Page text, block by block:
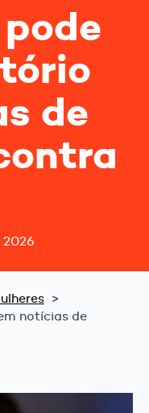
de
2026
notícias de